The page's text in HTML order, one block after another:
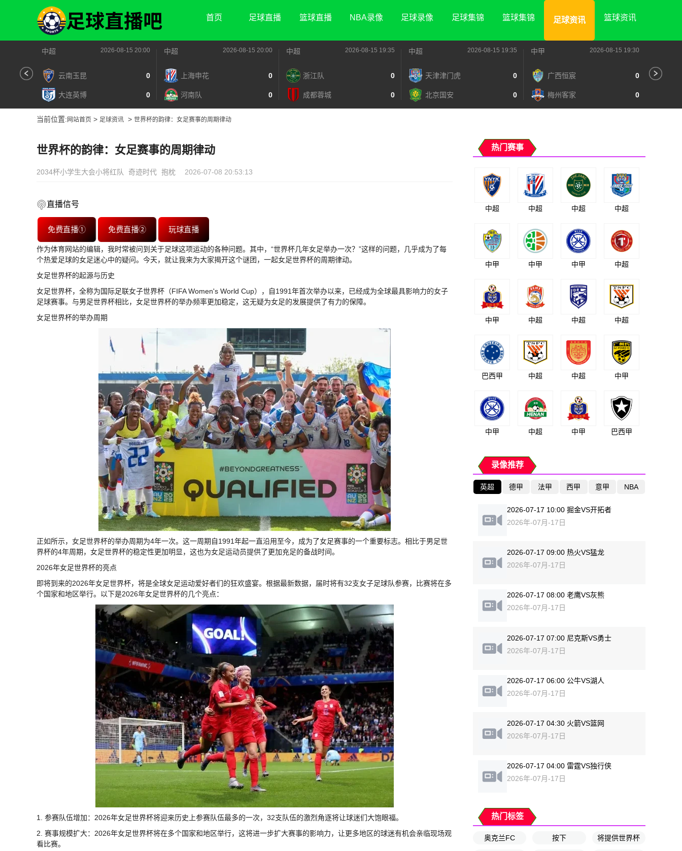
首页 足球直播 篮球直播 NBA录像 足球录像 足球集锦 篮球集锦 足球资讯 篮球资讯
中超 2026-08-15 20:00
云南玉昆 0
大连英博 0
中超 2026-08-15 20:00
上海申花 0
河南队 0
中超 2026-08-15 19:35
浙江队 0
成都蓉城 0
中超 2026-08-15 19:35
天津津门虎 0
北京国安 0
中甲 2026-08-15 19:30
广西恒宸 0
梅州客家 0
当前位置: 网站首页 > 足球资讯 > 世界杯的韵律：女足赛事的周期律动
世界杯的韵律：女足赛事的周期律动
2034杯小学生大会小将红队 奇迹时代 抱枕 2026-07-08 20:53:13
直播信号
免费直播① 免费直播② 玩球直播
作为体育网站的编辑，我时常被问到关于足球这项运动的各种问题。其中，“世界杯几年女足举办一次？”这样的问题，几乎成为了每
个热爱足球的女足迷心中的疑问。今天，就让我来为大家揭开这个谜团，一起女足世界杯的周期律动。
女足世界杯的起源与历史
女足世界杯，全称为国际足联女子世界杯（FIFA Women's World Cup），自1991年首次举办以来，已经成为全球最具影响力的女子
足球赛事。与男足世界杯相比，女足世界杯的举办频率更加稳定，这无疑为女足的发展提供了有力的保障。
女足世界杯的举办周期
正如所示，女足世界杯的举办周期为4年一次。这一周期自1991年起一直沿用至今，成为了女足赛事的一个重要标志。相比于男足世
界杯的4年周期，女足世界杯的稳定性更加明显，这也为女足运动员提供了更加充足的备战时间。
2026年女足世界杯的亮点
即将到来的2026年女足世界杯，将是全球女足运动爱好者们的狂欢盛宴。根据最新数据，届时将有32支女子足球队参赛，比赛将在多
个国家和地区举行。以下是2026年女足世界杯的几个亮点：
1. 参赛队伍增加：2026年女足世界杯将迎来历史上参赛队伍最多的一次，32支队伍的激烈角逐将让球迷们大饱眼福。
2. 赛事规模扩大：2026年女足世界杯将在多个国家和地区举行，这将进一步扩大赛事的影响力，让更多地区的球迷有机会亲临现场观
看比赛。
热门赛事
中超 中超 中超 中超
中甲 中甲 中甲 中超
中甲 中超 中超 中超
巴西甲 中超 中超 中甲
中甲 中超 中甲 巴西甲
录像推荐
英超 德甲 法甲 西甲 意甲 NBA
2026-07-17 10:00 掘金VS开拓者
2026年-07月-17日
2026-07-17 09:00 热火VS猛龙
2026年-07月-17日
2026-07-17 08:00 老鹰VS灰熊
2026年-07月-17日
2026-07-17 07:00 尼克斯VS勇士
2026年-07月-17日
2026-07-17 06:00 公牛VS湖人
2026年-07月-17日
2026-07-17 04:30 火箭VS篮网
2026年-07月-17日
2026-07-17 04:00 雷霆VS独行侠
2026年-07月-17日
热门标签
奥克兰FC 按下 将提供世界杯